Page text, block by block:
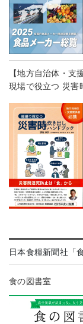
【地方自治体・支
現場で役立つ 災害
日本食糧新聞社「
食の図書室